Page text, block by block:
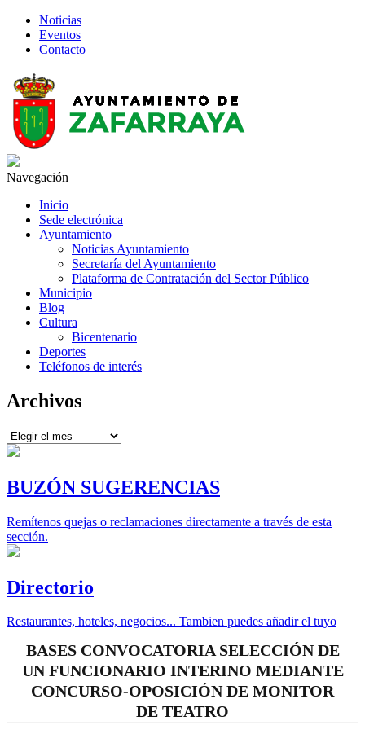
Noticias
Eventos
Contacto
Navegación
Inicio
Sede electrónica
Ayuntamiento
Noticias Ayuntamiento
Secretaría del Ayuntamiento
Plataforma de Contratación del Sector Público
Municipio
Blog
Cultura
Bicentenario
Deportes
Teléfonos de interés
Archivos
Archivos
BUZÓN SUGERENCIAS
Remítenos quejas o reclamaciones directamente a través de esta
sección.
Directorio
Restaurantes, hoteles, negocios... Tambien puedes añadir el tuyo
BASES CONVOCATORIA SELECCIÓN DE
UN FUNCIONARIO INTERINO MEDIANTE
CONCURSO-OPOSICIÓN DE MONITOR
DE TEATRO